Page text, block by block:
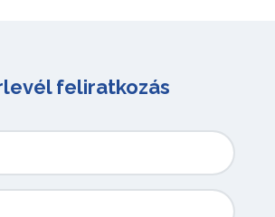
feliratkozás